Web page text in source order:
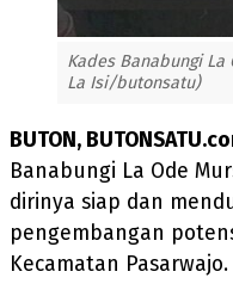
Kades Banabungi La
La Isi/butonsatu)
BUTON,
Banabungi La Ode
dirinya siap dan
pengembangan
Kecamatan Pasarwajo.